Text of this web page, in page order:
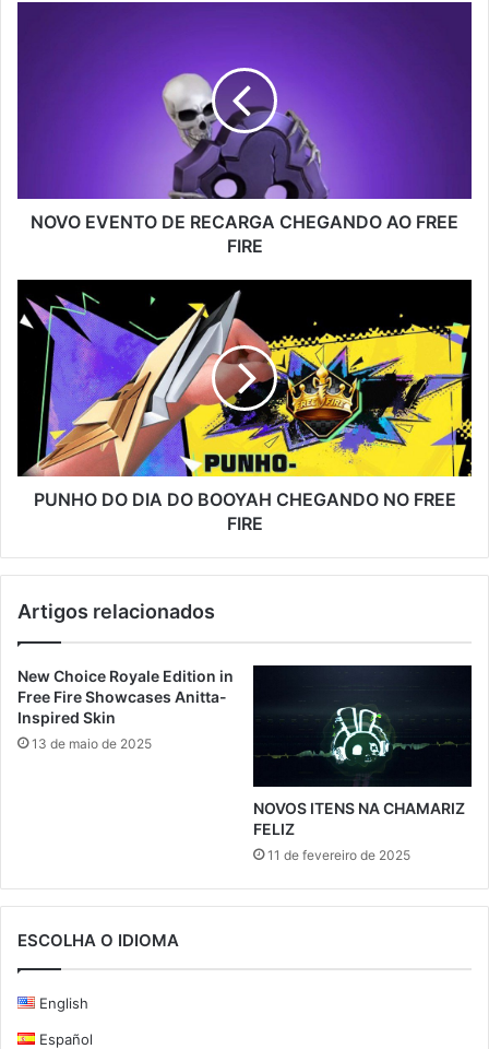
NOVO EVENTO DE RECARGA CHEGANDO AO FREE
FIRE
DO
BOOYAH
CHEGANDO
FREE
FIRE
PUNHO DO DIA DO BOOYAH CHEGANDO NO FREE
FIRE
Artigos relacionados
New Choice Royale Edition in
Free Fire Showcases Anitta-
Inspired Skin
13 de maio de 2025
NOVOS ITENS NA CHAMARIZ
FELIZ
11 de fevereiro de 2025
ESCOLHA O IDIOMA
English
Español